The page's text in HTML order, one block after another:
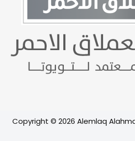
Copyright © 2026 Alemlaq